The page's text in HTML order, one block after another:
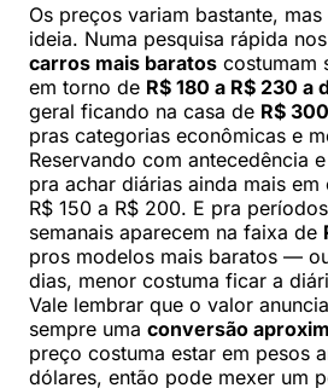
Os preços variam bastante,
ideia. Numa pesquisa rápida
carros mais baratos costumam
em torno de R$ 180 a R$ 230 a
geral ficando na casa de R$
pras categorias econômicas e
Reservando com antecedência
pra achar diárias ainda mais
R$ 150 a R$ 200. E pra
semanais aparecem na faixa de
pros modelos mais baratos —
dias, menor costuma ficar a
Vale lembrar que o valor
sempre uma conversão
preço costuma estar em pesos
dólares, então pode mexer um